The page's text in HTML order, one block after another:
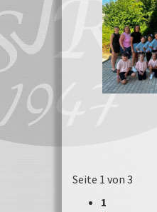
Seite 1 von 3
1